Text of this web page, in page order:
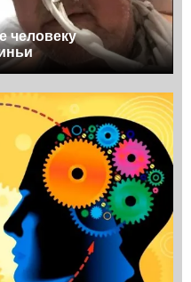
человеку